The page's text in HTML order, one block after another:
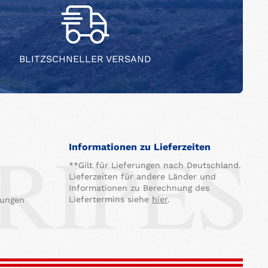
BLITZSCHNELLER VERSAND
Informationen zu Lieferzeiten
**Gilt für Lieferungen nach Deutschland.
Lieferzeiten für andere Länder und
Informationen zu Berechnung des
Liefertermins siehe hier.